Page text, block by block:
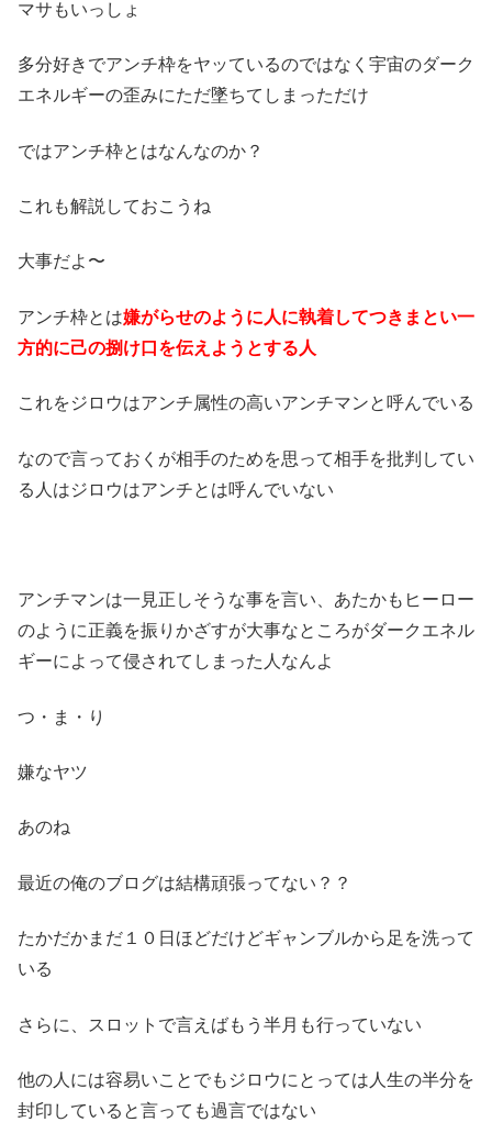
マサもいっしょ
多分好きでアンチ枠をヤッているのではなく宇宙のダーク
エネルギーの歪みにただ墜ちてしまっただけ
ではアンチ枠とはなんなのか？
これも解説しておこうね
大事だよ〜
アンチ枠とは嫌がらせのように人に執着してつきまとい一
方的に己の捌け口を伝えようとする人
これをジロウはアンチ属性の高いアンチマンと呼んでいる
なので言っておくが相手のためを思って相手を批判してい
る人はジロウはアンチとは呼んでいない
アンチマンは一見正しそうな事を言い、あたかもヒーロー
のように正義を振りかざすが大事なところがダークエネル
ギーによって侵されてしまった人なんよ
つ・ま・り
嫌なヤツ
あのね
最近の俺のブログは結構頑張ってない？？
たかだかまだ１０日ほどだけどギャンブルから足を洗って
いる
さらに、スロットで言えばもう半月も行っていない
他の人には容易いことでもジロウにとっては人生の半分を
封印していると言っても過言ではない